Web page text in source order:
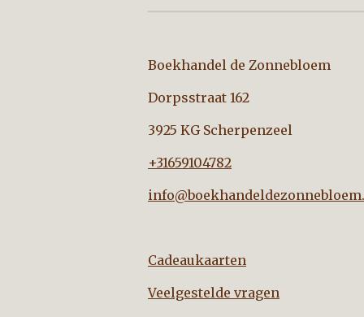
Boekhandel de
Dorpsstraat 162
3925 KG Scherpenzeel
+31659104782
Cadeaukaarten
Veelgestelde vragen